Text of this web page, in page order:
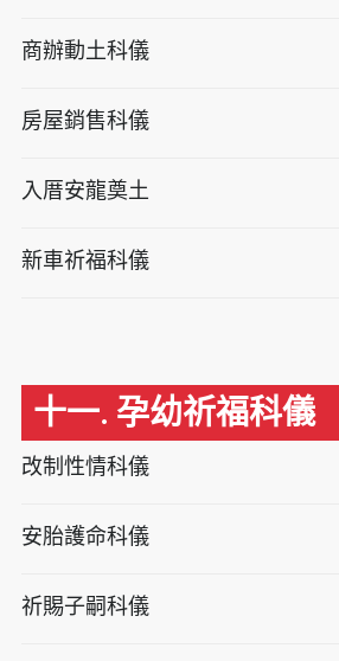
商辦動土科儀
房屋銷售科儀
入厝安龍奠土
新車祈福科儀
十一. 孕幼祈福科儀
改制性情科儀
安胎護命科儀
祈賜子嗣科儀